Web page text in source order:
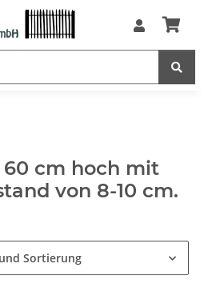
cm hoch mit
von 8-10 cm.
Sortierung